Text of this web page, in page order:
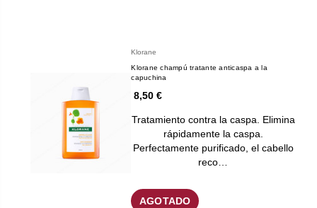
Klorane
Klorane champú tratante anticaspa a la
capuchina
8,50 €
Tratamiento contra la caspa. Elimina
rápidamente la caspa.
Perfectamente purificado, el cabello
reco…
AGOTADO